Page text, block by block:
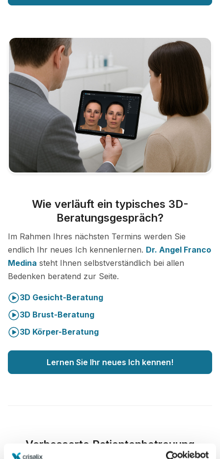
Wie verläuft ein typisches 3D-
Beratungsgespräch?
Im Rahmen Ihres nächsten Termins werden Sie
endlich Ihr neues Ich kennenlernen. Dr. Angel Franco
Medina steht Ihnen selbstverständlich bei allen
Bedenken beratend zur Seite.
3D Gesicht-Beratung
3D Brust-Beratung
3D Körper-Beratung
Lernen Sie Ihr neues Ich kennen!
Verbesserte Patientenbetreuung